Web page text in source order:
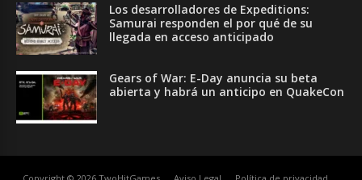
Los desarrolladores de Expeditions:
Samurai responden el por qué de su
llegada en acceso anticipado
Gears of War: E-Day anuncia su beta
abierta y habrá un anticipo en QuakeCon